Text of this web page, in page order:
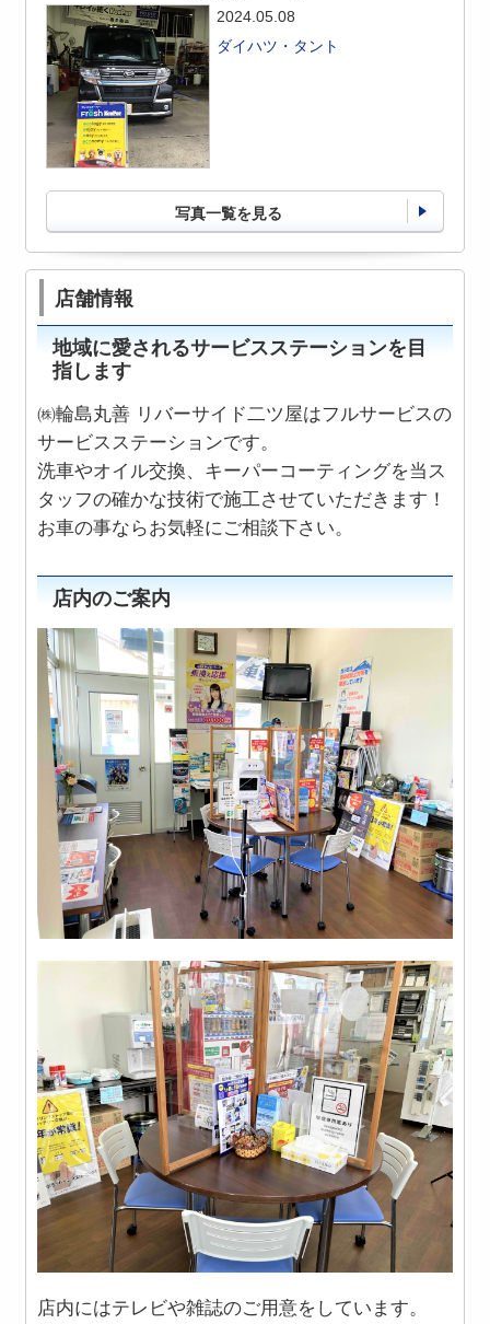
2024.05.08
ダイハツ・タント
写真一覧を見る
店舗情報
地域に愛されるサービスステーションを目
指します
㈱輪島丸善 リバーサイド二ツ屋はフルサービスの
サービスステーションです。
洗車やオイル交換、キーパーコーティングを当ス
タッフの確かな技術で施工させていただきます！
お車の事ならお気軽にご相談下さい。
店内のご案内
店内にはテレビや雑誌のご用意をしています。